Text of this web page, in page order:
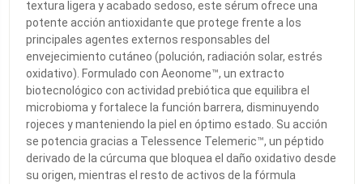
textura ligera y acabado sedoso, este sérum ofrece una
potente acción antioxidante que protege frente a los
principales agentes externos responsables del
envejecimiento cutáneo (polución, radiación solar, estrés
oxidativo). Formulado con Aeonome™, un extracto
biotecnológico con actividad prebiótica que equilibra el
microbioma y fortalece la función barrera, disminuyendo
rojeces y manteniendo la piel en óptimo estado. Su acción
se potencia gracias a Telessence Telemeric™, un péptido
derivado de la cúrcuma que bloquea el daño oxidativo desde
su origen, mientras el resto de activos de la fórmula